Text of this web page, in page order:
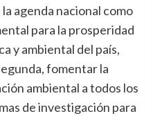
agenda nacional como
para la prosperidad
y ambiental del país,
fomentar la
ambiental a todos los
de investigación para